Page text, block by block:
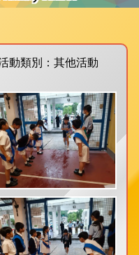
動類別：其他活動